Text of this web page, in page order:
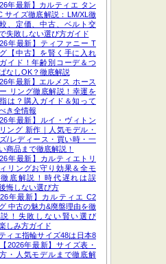
年最新】カルティエ タン
サイズ徹底解説：LM/XL徹
、定価、中古、ベルト交
失敗しない選び方ガイド
年最新】ティファニー T
【中古】を賢く手に入れ
イド！年齢別コーデ＆つ
なしOK？徹底解説
年最新】エルメス ホース
リング徹底解説！幸運を
は？購入ガイド＆知って
き全情報
年最新】ルイ・ヴィトン
ング 新作｜人気モデル・
/レディース・買い時・一
商品まで徹底解説！
年最新】カルティエトリ
リングお守り効果＆全モ
底解説！時代遅れは誤
悔しない選び方
年最新】カルティエ C2
中古の魅力&廃盤理由を徹
説！失敗しない賢い選び
しみ方ガイド
ィエ指輪サイズ48は日本8
2026年最新】サイズ表・
・人気モデルまで徹底解